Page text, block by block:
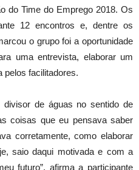
do Time do Emprego 2018. Os
12 encontros e, dentre os
o grupo foi a oportunidade
uma entrevista, elaborar um
pelos facilitadores.
divisor de águas no sentido de
coisas que eu pensava saber
corretamente, como elaborar
saio daqui motivada e com a
futuro”, afirma a participante